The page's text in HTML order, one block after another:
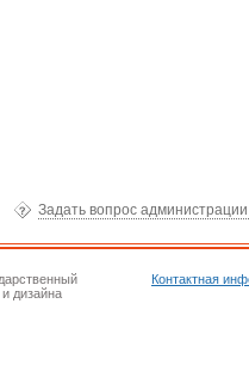
Задать вопрос
дизайна
Контактная